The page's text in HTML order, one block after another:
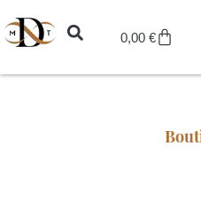
principal
0,00 €